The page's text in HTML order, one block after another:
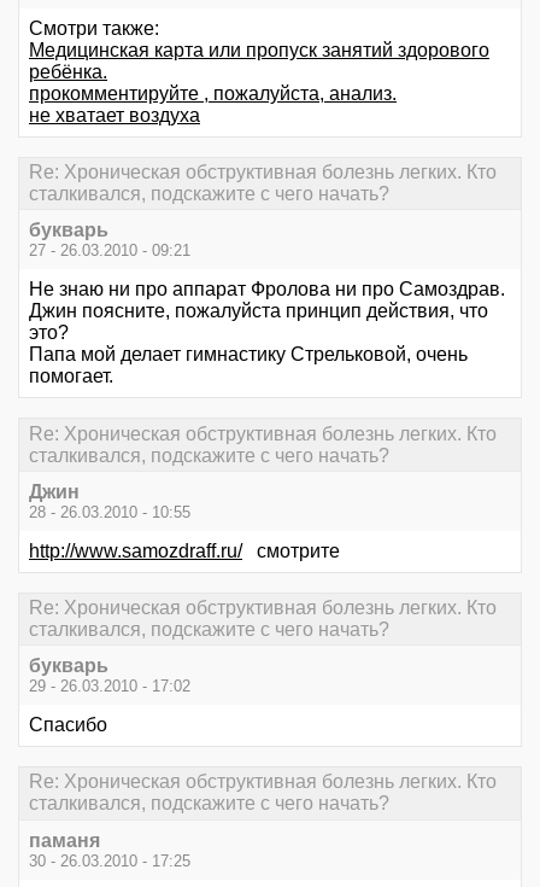
Смотри также:
Медицинская карта или пропуск занятий здорового
ребёнка.
прокомментируйте , пожалуйста, анализ.
не хватает воздуха
Re: Хроническая обструктивная болезнь легких. Кто
сталкивался, подскажите с чего начать?
букварь
27 - 26.03.2010 - 09:21
Не знаю ни про аппарат Фролова ни про Самоздрав.
Джин поясните, пожалуйста принцип действия, что
это?
Папа мой делает гимнастику Стрельковой, очень
помогает.
Re: Хроническая обструктивная болезнь легких. Кто
сталкивался, подскажите с чего начать?
Джин
28 - 26.03.2010 - 10:55
http://www.samozdraff.ru/смотрите
Re: Хроническая обструктивная болезнь легких. Кто
сталкивался, подскажите с чего начать?
букварь
29 - 26.03.2010 - 17:02
Спасибо
Re: Хроническая обструктивная болезнь легких. Кто
сталкивался, подскажите с чего начать?
паманя
30 - 26.03.2010 - 17:25